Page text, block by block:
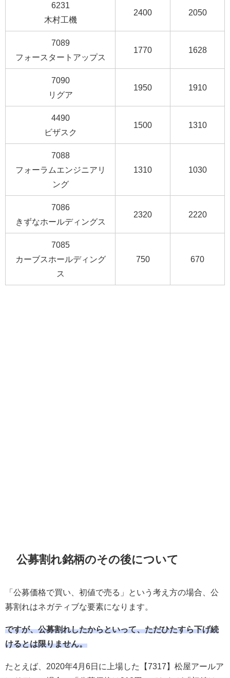
6231
木村工機
2400 2050
7089
フォースタートアップス
1770 1628
7090
リグア
1950 1910
4490
ビザスク
1500 1310
7088
フォーラムエンジニアリ
ング
1310 1030
7086
きずなホールディングス
2320 2220
7085
カーブスホールディング
ス
750 670
公募割れ銘柄のその後について
「公募価格で買い、初値で売る」という考え方の場合、公
募割れはネガティブな要素になります。
ですが、公募割れしたからといって、ただひたすら下げ続
けるとは限りません。
たとえば、2020年4月6日に上場した【7317】松屋アールア